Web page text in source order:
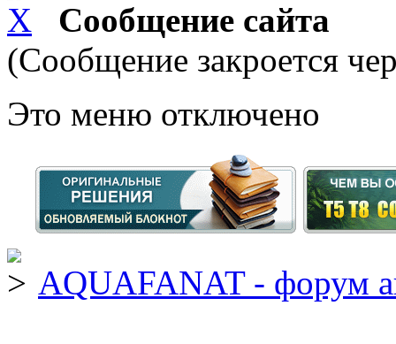
Сообщение сайта
(Сообщение закроется
Это меню отключено
AQUAFANAT - форум